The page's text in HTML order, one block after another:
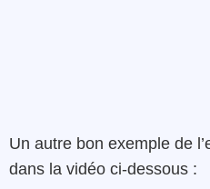
Un autre bon exemple de
dans la vidéo ci-dessous :